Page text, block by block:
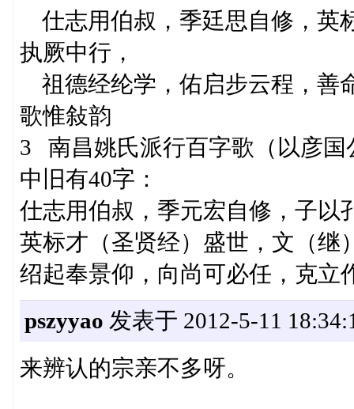
仕志用伯叔，季廷思自修，英
执厥中行，
祖德经纶学，佑启步云程，善
歌惟敍韵
3 南昌姚氏派行百字歌（以彦国
中旧有40字：
仕志用伯叔，季元宏自修，子以
英标才（圣贤经）盛世，文（继
绍起奉景仰，向尚可必任，克立
pszyyao 发表于 2012-5-11
来辨认的宗亲不多呀。